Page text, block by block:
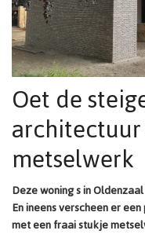
Oet de
metselwerk
Deze woning s in
En ineens verscheen er
met een fraai stukje